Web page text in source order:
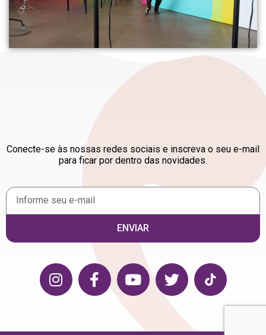
Conecte-se às nossas redes sociais e inscreva o seu e-mail
para ficar por dentro das novidades.
ENVIAR